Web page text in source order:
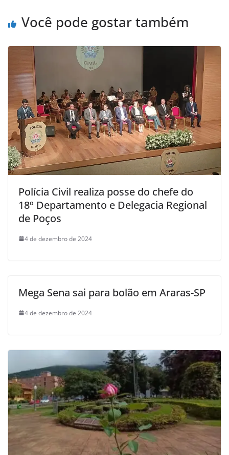
Você pode gostar também
Polícia Civil realiza posse do chefe do
18º Departamento e Delegacia Regional
de Poços
4 de dezembro de 2024
Mega Sena sai para bolão em Araras-SP
4 de dezembro de 2024